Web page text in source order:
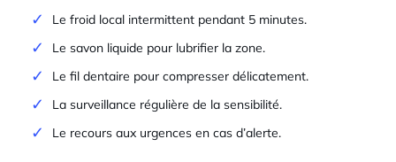
Le froid local intermittent pendant 5 minutes.
Le savon liquide pour lubrifier la zone.
Le fil dentaire pour compresser délicatement.
La surveillance régulière de la sensibilité.
Le recours aux urgences en cas d’alerte.